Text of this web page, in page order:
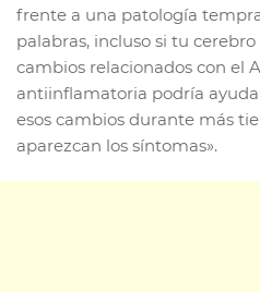
frente a una patología
palabras, incluso si tu
cambios relacionados con el
antiinflamatoria podría
esos cambios durante más
aparezcan los síntomas».